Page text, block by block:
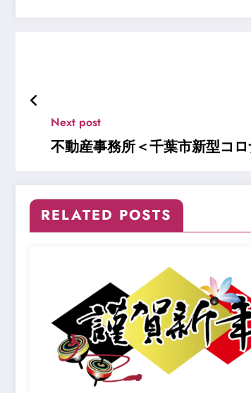
Next post
不動産事務所＜千葉市新型コ
RELATED POSTS